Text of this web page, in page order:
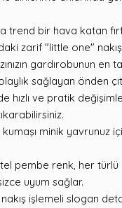
trend bir hava katan
zarif "little one"
gardırobunun en
sağlayan önden
hızlı ve pratik
kumaşı minik yavrunuz
pembe renk, her türlü
uyum sağlar.
işlemeli slogan